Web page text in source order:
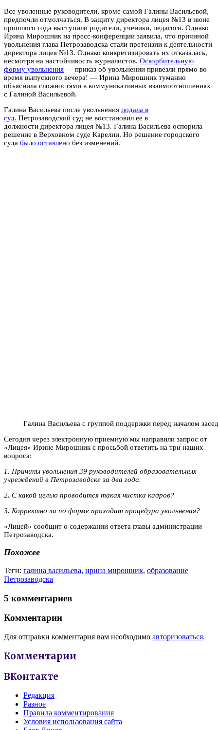
Все уволенные руководители, кроме самой Галины Васильевой,
предпочли отмолчаться. В защиту директора лицея №13 в июне
прошлого года выступили родители, ученики, педагоги. Однако
Ирина Мирошник на пресс-конференции заявила, что причиной
увольнения глава Петрозаводска стали претензии к деятельности
директора лицея №13. Однако конкретизировать их отказалась,
несмотря на настойчивость журналистов. Оскорбительную
форму увольнения — приказ об увольнении привезли прямо во
время выпускного вечера! — Ирина Мирошник туманно
объяснила сложностями в коммуникативных взаимоотношениях
с Галиной Васильевой.
Галина Васильева после увольнения подала в
суд. Петрозаводский суд не восстановил ее в
должности директора лицея №13. Галина Васильева оспорила
решение в Верховном суде Карелии. Но решение городского
суда было оставлено без изменений.
Галина Васильева с группой поддержки перед началом
Сегодня через электронную приемную мы направили запрос от
«Лицея» Ирине Мирошник с просьбой ответить на три наших
вопроса:
1. Причины увольнения 39 руководителей образовательных
учреждений в Петрозаводске за два года.
2. С какой целью проводится такая чистка кадров?
3. Корректно ли по форме проходит процедура увольнения?
«Лицей» сообщит о содержании ответа главы администрации
Петрозаводска.
Похожее
Теги: галина васильева, ирина мирошник, образование
Петрозаводска
5 комментариев
Комментарии
Для отправки комментария вам необходимо авторизоваться.
Комментарии
ВКонтакте
Редакция
Разное
Правила комментирования
Условия использования сайта